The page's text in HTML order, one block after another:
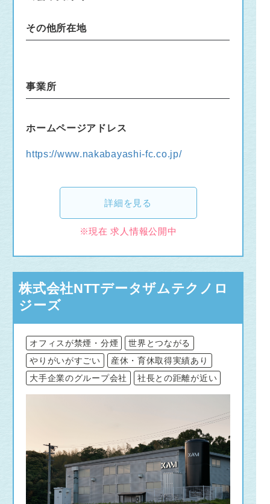
その他所在地
事業所
ホームページアドレス
https://www.nakabayashi-fc.co.jp/
詳細を見る
※現在 求人情報公開中
株式会社NTTデータザムテクノロ
ジーズ
オフィスが禁煙・分煙
世界とつながる
やりがいがすごい
産休・育休取得実績あり
大手企業のグループ会社
社長との距離が近い